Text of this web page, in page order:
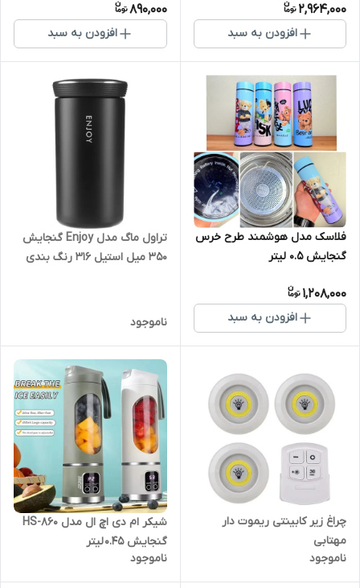
2,964,000
افزودن به سبد
890,000
افزودن به سبد
فلاسک مدل هوشمند طرح خرس
گنجایش 0.5 لیتر
1,208,000
افزودن به سبد
تراول ماگ مدل Enjoy گنجایش
350 میل استیل ۳۱۶ رنگ بندی
ناموجود
چراغ زیر کابینتی ریموت دار
مهتابی
ناموجود
شیکر ام دی اچ ال مدل HS-860
گنجایش 0.45 لیتر
ناموجود